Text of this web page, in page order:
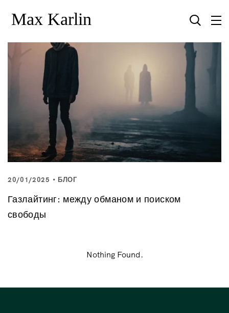
20/01/2025 БЛОГ
Газлайтинг: между обманом и поиском
свободы
Nothing Found.